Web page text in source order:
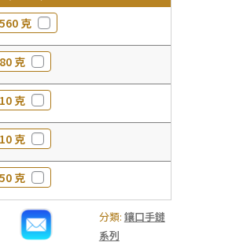
克
克
克
克
克
分類: 鑲口手鏈
系列